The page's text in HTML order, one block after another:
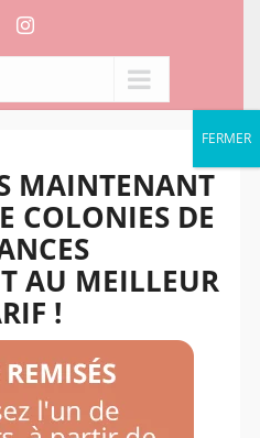
FacebookInstagram
MAINTENANT
COLONIES DE
AU MEILLEUR
!
FERMER